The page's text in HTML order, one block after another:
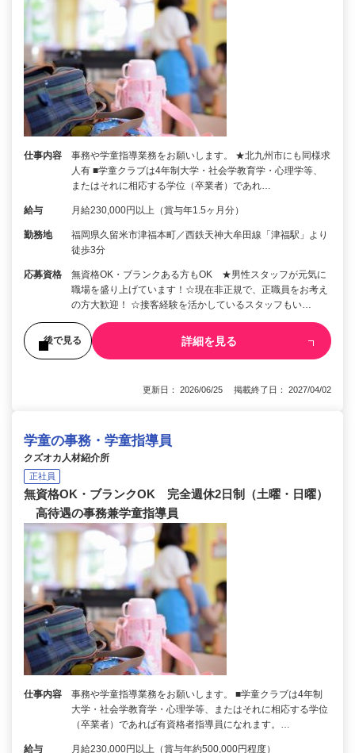
仕事内容
事務や学童指導業務をお願いします。 ★北九州市にも同様求
人有 ■学童クラブは4年制大学・社会学教育学・心理学等、
またはそれに相応する学位（卒業者）であれ…
給与 月給230,000円以上（賞与年1.5ヶ月分）
勤務地
福岡県久留米市津福本町／西鉄天神大牟田線「津福駅」より
徒歩3分
応募資格
無資格OK・ブランクある方もOK ★男性スタッフが元気に
職場を盛り上げています！☆現在非正規で、正職員をお考え
の方大歓迎！ ☆接客経験を活かしているスタッフもい…
後で見る 詳細を見る
更新日： 2026/06/25 掲載終了日： 2027/04/02
学童の事務・学童指導員
クズオカ人材紹介所
正社員
無資格OK・ブランクOK 完全週休2日制（土曜・日曜）
高待遇の事務兼学童指導員
仕事内容
事務や学童指導業務をお願いします。 ■学童クラブは4年制
大学・社会学教育学・心理学等、またはそれに相応する学位
（卒業者）であれば有資格者指導員になれます。…
給与 月給230,000円以上（賞与年約500,000円程度）